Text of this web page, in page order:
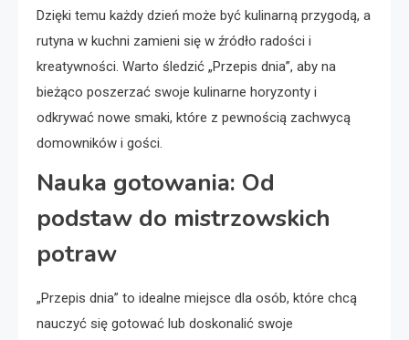
Dzięki temu każdy dzień może być kulinarną przygodą, a
rutyna w kuchni zamieni się w źródło radości i
kreatywności. Warto śledzić „Przepis dnia”, aby na
bieżąco poszerzać swoje kulinarne horyzonty i
odkrywać nowe smaki, które z pewnością zachwycą
domowników i gości.
Nauka gotowania: Od
podstaw do mistrzowskich
potraw
„Przepis dnia” to idealne miejsce dla osób, które chcą
nauczyć się gotować lub doskonalić swoje